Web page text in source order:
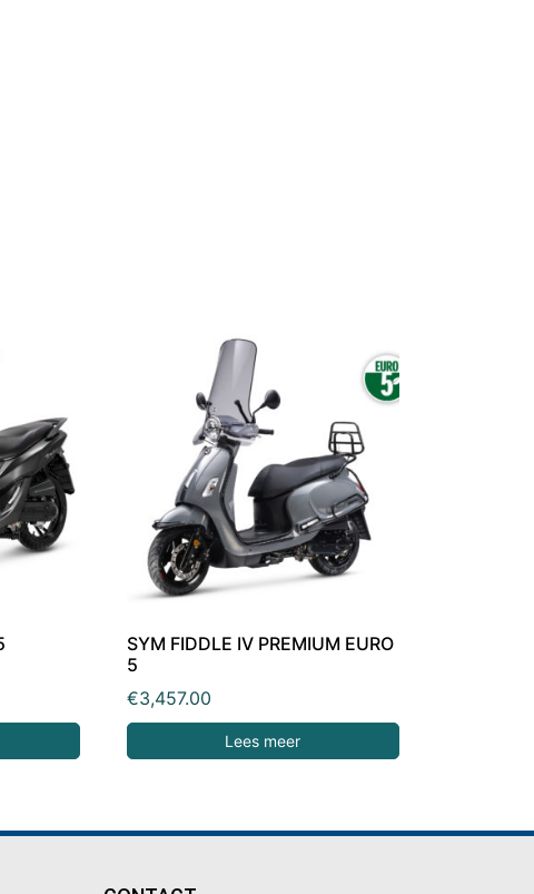
SYM FIDDLE IV PREMIUM EURO
5
€3,457.00
Lees meer